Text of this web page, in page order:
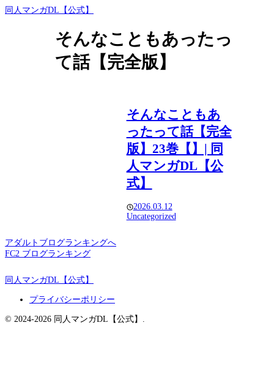
同人マンガDL【公式】
そんなこともあったっ
て話【完全版】
そんなこともあ
ったって話【完全
版】23巻【】| 同
人マンガDL【公
式】
2026.03.12
Uncategorized
アダルトブログランキングへ
FC2 ブログランキング
同人マンガDL【公式】
プライバシーポリシー
© 2024-2026 同人マンガDL【公式】.